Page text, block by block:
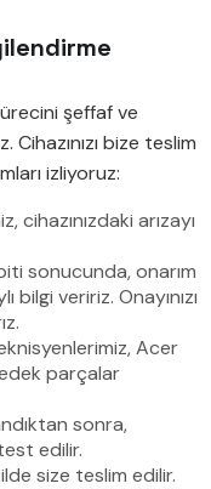
şeffaf ve
Cihazınızı bize teslim
izliyoruz:
cihazınızdaki arızayı
sonucunda, onarım
veririz. Onayınızı
Acer
parçalar
sonra,
edilir.
size teslim edilir.